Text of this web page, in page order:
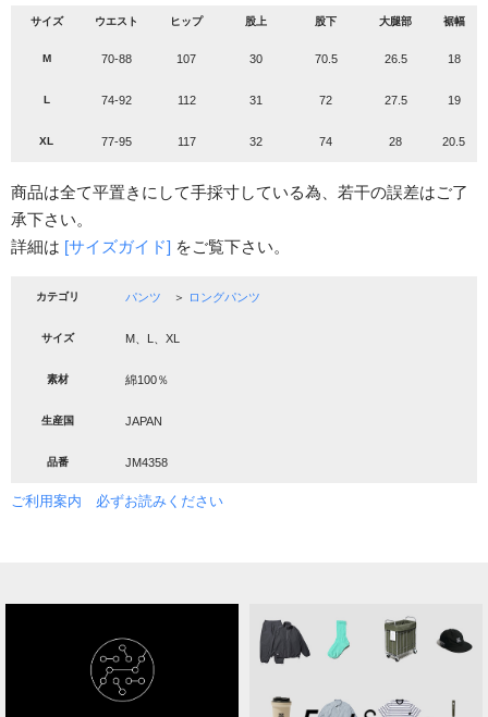
サイズ ウエスト ヒップ 股上 股下 大腿部 裾幅
M 70-88 107 30 70.5 26.5 18
L 74-92 112 31 72 27.5 19
XL 77-95 117 32 74 28 20.5
商品は全て平置きにして手採寸している為、若干の誤差はご了
承下さい。
詳細は [サイズガイド] をご覧下さい。
カテゴリ パンツ ＞ ロングパンツ
サイズ M、L、XL
素材 綿100％
生産国 JAPAN
品番 JM4358
ご利用案内 必ずお読みください